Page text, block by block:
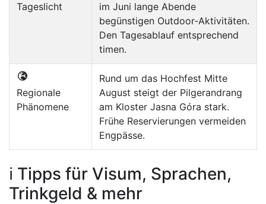
Tageslicht
im Juni lange Abende
begünstigen Outdoor-Aktivitäten.
Den Tagesablauf entsprechend
timen.
Regionale
Phänomene
Rund um das Hochfest Mitte
August steigt der Pilgerandrang
am Kloster Jasna Góra stark.
Frühe Reservierungen vermeiden
Engpässe.
ℹ️ Tipps für Visum, Sprachen,
Trinkgeld & mehr